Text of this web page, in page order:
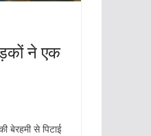
ने एक
से पिटाई